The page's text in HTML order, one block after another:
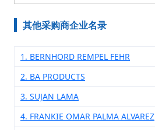
其他采购商企业名录
1. BERNHORD REMPEL FEHR
2. BA PRODUCTS
3. SUJAN LAMA
4. FRANKIE OMAR PALMA ALVAREZ